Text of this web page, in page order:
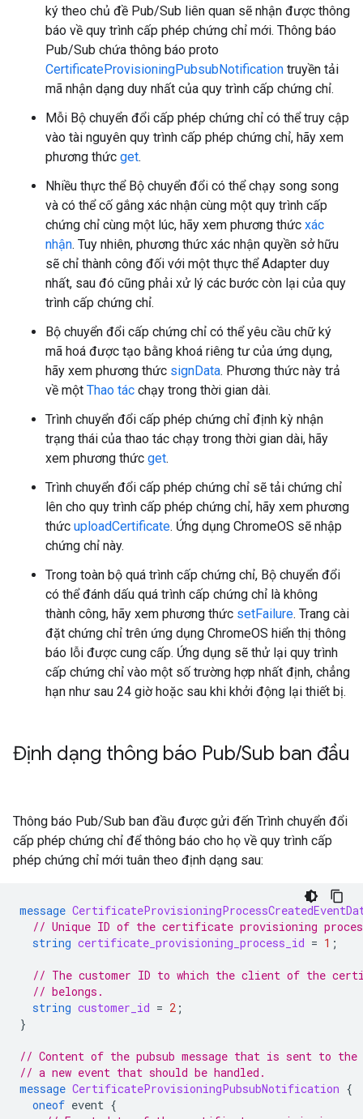
ký theo chủ đề Pub/Sub liên quan sẽ nhận được thông
báo về quy trình cấp phép chứng chỉ mới. Thông báo
Pub/Sub chứa thông báo proto
CertificateProvisioningPubsubNotification truyền tải
mã nhận dạng duy nhất của quy trình cấp chứng chỉ.
Mỗi Bộ chuyển đổi cấp phép chứng chỉ có thể truy cập
vào tài nguyên quy trình cấp phép chứng chỉ, hãy xem
phương thức get.
Nhiều thực thể Bộ chuyển đổi có thể chạy song song
và có thể cố gắng xác nhận cùng một quy trình cấp
chứng chỉ cùng một lúc, hãy xem phương thức xác
nhận. Tuy nhiên, phương thức xác nhận quyền sở hữu
sẽ chỉ thành công đối với một thực thể Adapter duy
nhất, sau đó cũng phải xử lý các bước còn lại của quy
trình cấp chứng chỉ.
Bộ chuyển đổi cấp chứng chỉ có thể yêu cầu chữ ký
mã hoá được tạo bằng khoá riêng tư của ứng dụng,
hãy xem phương thức signData. Phương thức này trả
về một Thao tác chạy trong thời gian dài.
Trình chuyển đổi cấp phép chứng chỉ định kỳ nhận
trạng thái của thao tác chạy trong thời gian dài, hãy
xem phương thức get.
Trình chuyển đổi cấp phép chứng chỉ sẽ tải chứng chỉ
lên cho quy trình cấp phép chứng chỉ, hãy xem phương
thức uploadCertificate. Ứng dụng ChromeOS sẽ nhập
chứng chỉ này.
Trong toàn bộ quá trình cấp chứng chỉ, Bộ chuyển đổi
có thể đánh dấu quá trình cấp chứng chỉ là không
thành công, hãy xem phương thức setFailure. Trang cài
đặt chứng chỉ trên ứng dụng ChromeOS hiển thị thông
báo lỗi được cung cấp. Ứng dụng sẽ thử lại quy trình
cấp chứng chỉ vào một số trường hợp nhất định, chẳng
hạn như sau 24 giờ hoặc sau khi khởi động lại thiết bị.
Định dạng thông báo Pub/Sub ban đầu
Thông báo Pub/Sub ban đầu được gửi đến Trình chuyển đổi
cấp phép chứng chỉ để thông báo cho họ về quy trình cấp
phép chứng chỉ mới tuân theo định dạng sau:
message
// Unique ID of the certificate provisioning
string certificate_provisioning_process_id = 1 ;
// The customer ID to which the client of the
// belongs.
string customer_id = 2 ;
}
// Content of the pubsub message that is sent to
// a new event that should be handled.
message CertificateProvisioningPubsubNotification {
oneof event {